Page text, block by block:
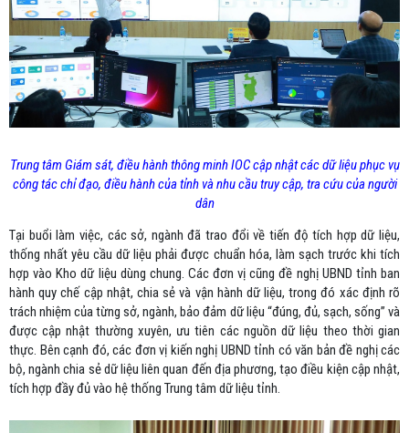
Trung tâm Giám sát, điều hành thông minh IOC cập nhật các dữ liệu phục vụ
công tác chỉ đạo, điều hành của tỉnh và nhu cầu truy cập, tra cứu của người
dân
Tại buổi làm việc, các sở, ngành đã trao đổi về tiến độ tích hợp dữ liệu,
thống nhất yêu cầu dữ liệu phải được chuẩn hóa, làm sạch trước khi tích
hợp vào Kho dữ liệu dùng chung. Các đơn vị cũng đề nghị UBND tỉnh ban
hành quy chế cập nhật, chia sẻ và vận hành dữ liệu, trong đó xác định rõ
trách nhiệm của từng sở, ngành, bảo đảm dữ liệu “đúng, đủ, sạch, sống” và
được cập nhật thường xuyên, ưu tiên các nguồn dữ liệu theo thời gian
thực. Bên cạnh đó, các đơn vị kiến nghị UBND tỉnh có văn bản đề nghị các
bộ, ngành chia sẻ dữ liệu liên quan đến địa phương, tạo điều kiện cập nhật,
tích hợp đầy đủ vào hệ thống Trung tâm dữ liệu tỉnh.